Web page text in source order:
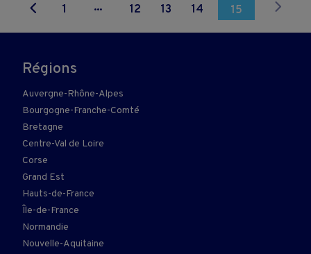
1 ... 12 13 14 15
Régions
Auvergne-Rhône-Alpes
Bourgogne-Franche-Comté
Bretagne
Centre-Val de Loire
Corse
Grand Est
Hauts-de-France
Île-de-France
Normandie
Nouvelle-Aquitaine